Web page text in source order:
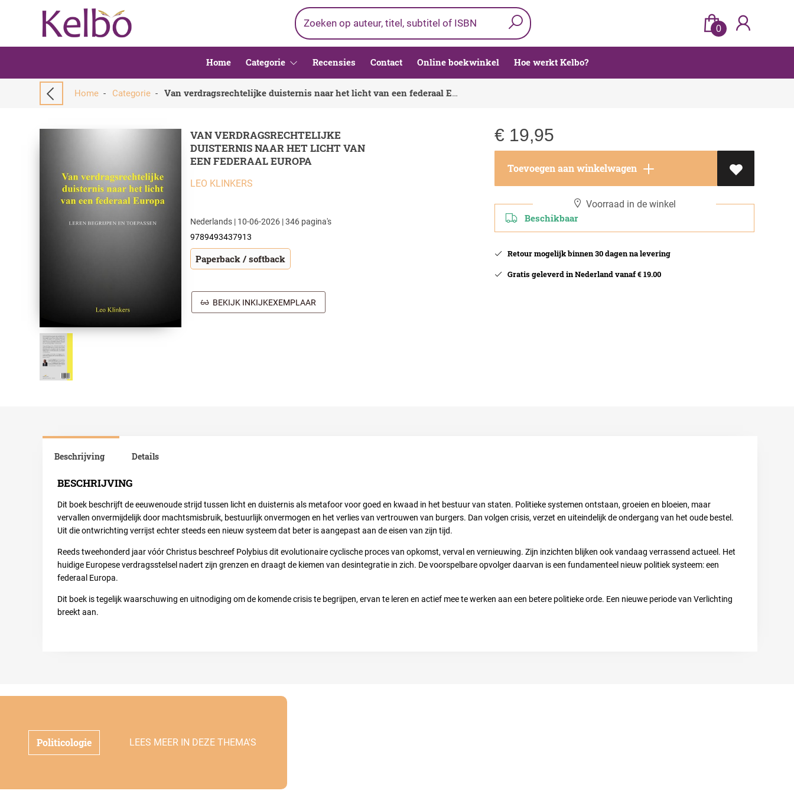
0
Home Categorie Recensies Contact Online boekwinkel Hoe werkt Kelbo?
Home - Categorie - Van verdragsrechtelijke duisternis naar het licht van een federaal Europa
VAN VERDRAGSRECHTELIJKE
DUISTERNIS NAAR HET LICHT VAN
EEN FEDERAAL EUROPA
LEO KLINKERS
Nederlands | 10-06-2026 | 346 pagina's
9789493437913
Paperback / softback
BEKIJK INKIJKEXEMPLAAR
€ 19,95
Toevoegen aan winkelwagen
Voorraad in de winkel
Beschikbaar
Retour mogelijk binnen 30 dagen na levering
Gratis geleverd in Nederland vanaf € 19.00
Beschrijving
BESCHRIJVING
Dit boek beschrijft de eeuwenoude strijd tussen licht en duisternis als metafoor voor goed en kwaad in het bestuur van staten. Politieke systemen ontstaan, groeien en bloeien, maar
vervallen onvermijdelijk door machtsmisbruik, bestuurlijk onvermogen en het verlies van vertrouwen van burgers. Dan volgen crisis, verzet en uiteindelijk de ondergang van het oude bestel.
Uit die ontwrichting verrijst echter steeds een nieuw systeem dat beter is aangepast aan de eisen van zijn tijd.
Reeds tweehonderd jaar vóór Christus beschreef Polybius dit evolutionaire cyclische proces van opkomst, verval en vernieuwing. Zijn inzichten blijken ook vandaag verrassend actueel. Het
huidige Europese verdragsstelsel nadert zijn grenzen en draagt de kiemen van desintegratie in zich. De voorspelbare opvolger daarvan is een fundamenteel nieuw politiek systeem: een
federaal Europa.
Dit boek is tegelijk waarschuwing en uitnodiging om de komende crisis te begrijpen, ervan te leren en actief mee te werken aan een betere politieke orde. Een nieuwe periode van Verlichting
breekt aan.
Details
Politicologie LEES MEER IN DEZE THEMA'S